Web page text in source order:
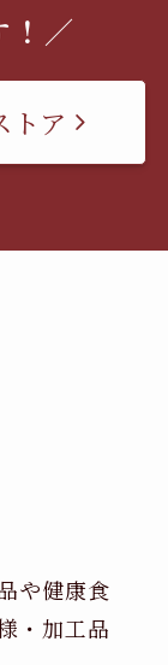
！／
トア
や健康食
・加工品